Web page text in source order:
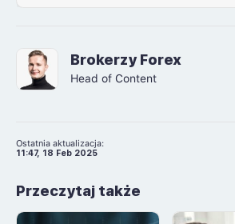
Brokerzy Forex
Head of Content
Ostatnia aktualizacja:
11:47, 18 Feb 2025
Przeczytaj także